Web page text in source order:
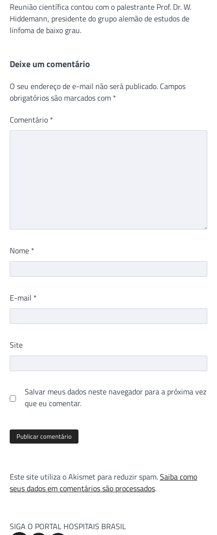
Reunião científica contou com o palestrante Prof. Dr. W.
Hiddemann, presidente do grupo alemão de estudos de
linfoma de baixo grau.
Deixe um comentário
O seu endereço de e-mail não será publicado. Campos
obrigatórios são marcados com *
Comentário *
Nome *
E-mail *
Site
Salvar meus dados neste navegador para a próxima vez
que eu comentar.
Este site utiliza o Akismet para reduzir spam.Saiba como
seus dados em comentários são processados.
SIGA O PORTAL HOSPITAIS BRASIL